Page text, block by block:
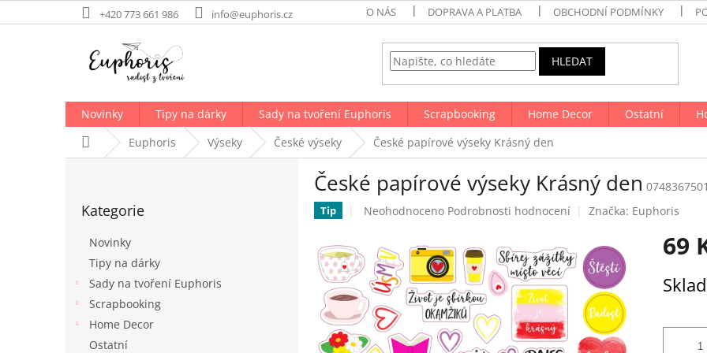
na
+420 773 661 986 info@euphoris.cz O NÁS DOPRAVA A PLATBA OBCHODNÍ PODMÍNKY
HLEDAT
Novinky Tipy na dárky Sady na tvoření Euphoris Scrapbooking Home Decor Ostatní
Domů Euphoris Výseky České výseky České papírové výseky Krásný den
kategorie
Kategorie
Novinky
Tipy na dárky
Sady na tvoření Euphoris
Scrapbooking
Home Decor
Ostatní
České papírové výseky Krásný den
Tip
Průměrné
je
0,0
5
hvězdiček.
Neohodnoceno Podrobnosti hodnocení Značka: Euphoris
69
cena: